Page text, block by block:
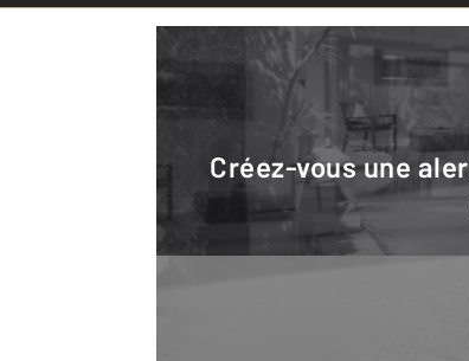
Créez-vous une alerte mail pour être averti quand une annonce est en ligne et consultez la